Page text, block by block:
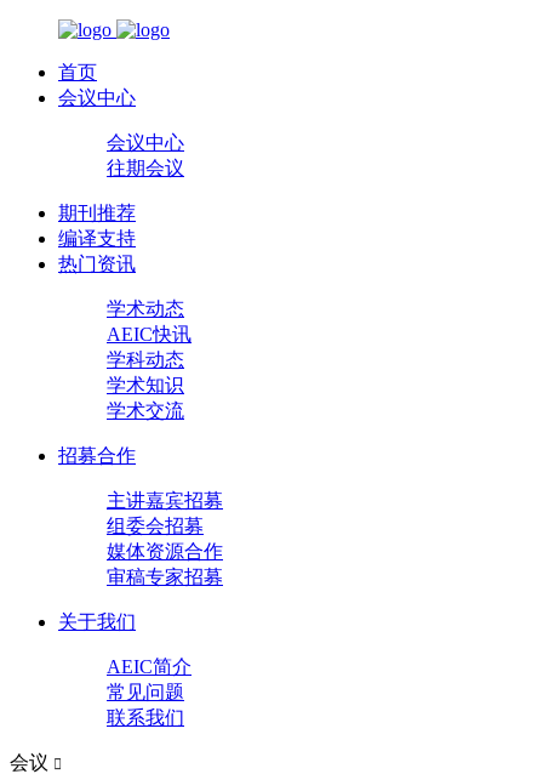
首页
会议中心
会议中心
往期会议
期刊推荐
编译支持
热门资讯
学术动态
AEIC快讯
学科动态
学术知识
学术交流
招募合作
主讲嘉宾招募
组委会招募
媒体资源合作
审稿专家招募
关于我们
AEIC简介
常见问题
联系我们
会议 